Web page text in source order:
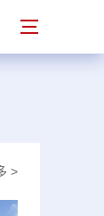
站内搜索
>